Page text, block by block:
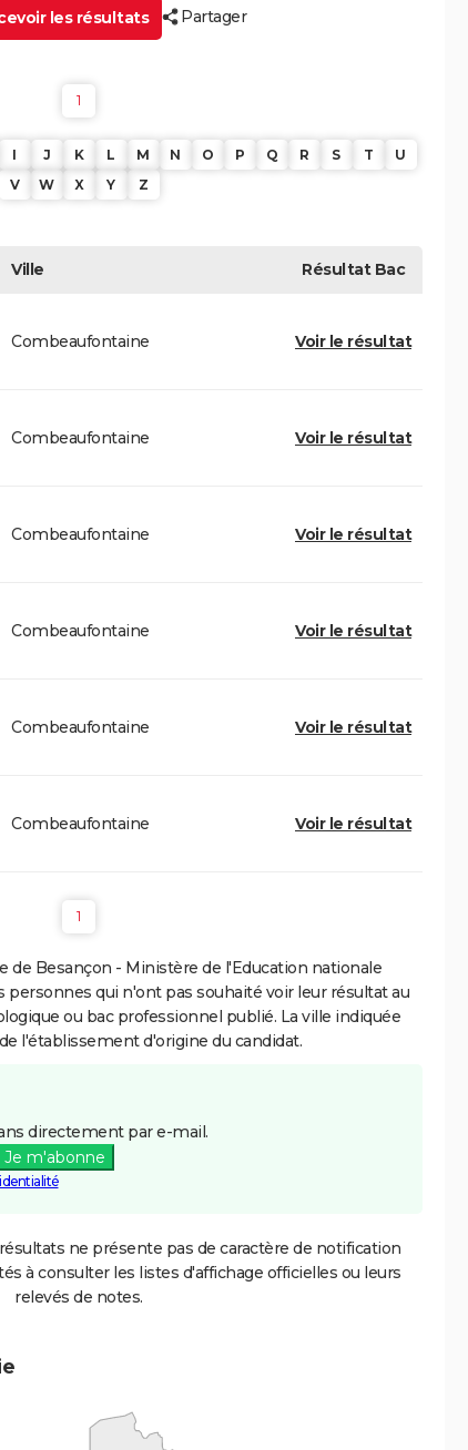
les résultats Partager
1
I J K L M N O P Q R S T
U
V
W X Y Z
Ville RésultatBac
Combeaufontaine Voir le résultat
Combeaufontaine Voir le résultat
Combeaufontaine Voir le résultat
Combeaufontaine Voir le résultat
Combeaufontaine Voir le résultat
Combeaufontaine Voir le résultat
1
de Besançon - Ministère de l'Education nationale
personnes qui n'ont pas souhaité voir leur résultat au
ou bac professionnel publié. La ville indiquée
l'établissement d'origine du candidat.
directement par e-mail.
Je m'abonne
ne présente pas de caractère de notification
à consulter les listes d'affichage officielles ou leurs
relevés de notes.